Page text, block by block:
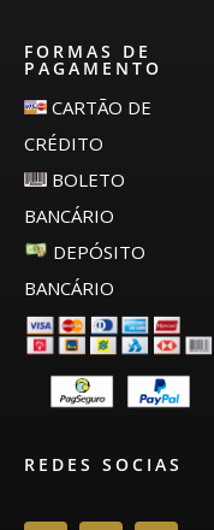
FORMAS DE
PAGAMENTO
CARTÃO DE
CRÉDITO
BOLETO
BANCÁRIO
DEPÓSITO
BANCÁRIO
REDES SOCIAS